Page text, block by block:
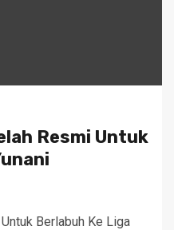
Resmi Untuk
Berlabuh Ke Liga